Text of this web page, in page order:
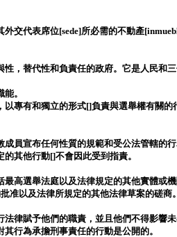
交代表席位[sede]所必需的不動產
，替代性和負責任的政府。它是人民和
。
專有和獨立的形式[]負責與選舉權有關的
員宣布任何性質的規範和受公法管轄的
其他行動[]不會因此受到指責。
高選舉法庭以及法律規定的其他實體或機
准以及法律所規定的其他法律草案的磋商。
律賦予他們的職責，並且他們不得影響
行為承擔刑事責任的行動是公開的。